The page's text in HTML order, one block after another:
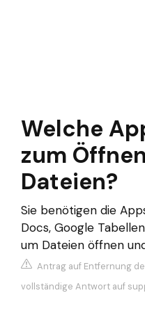
Welche
zum
Dateien?
Sie benötigen die
Docs, Google
um Dateien öffnen
Antrag auf Entfernung
vollständige Antwort auf